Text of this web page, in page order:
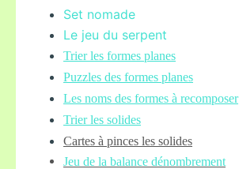
Set nomade
Le jeu du serpent
Trier les formes planes
Puzzles des formes planes
Les noms des formes à recomposer
Trier les solides
Cartes à pinces les solides
Jeu de la balance dénombrement